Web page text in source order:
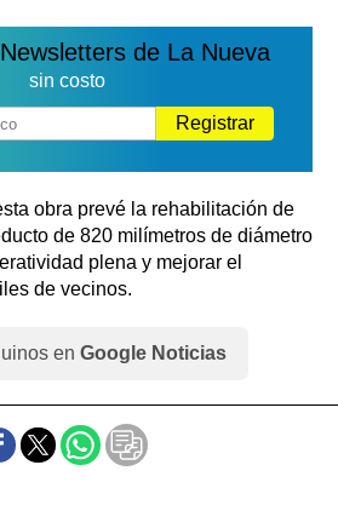
de La Nueva
sin costo
Registrar
obra prevé la rehabilitación de
de 820 milímetros de diámetro
plena y mejorar el
de vecinos.
en Google Noticias